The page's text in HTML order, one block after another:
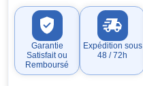
Garantie
Satisfait ou
Remboursé
Expédition sous
48 / 72h